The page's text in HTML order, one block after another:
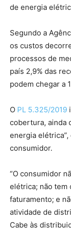
de energia
Segundo a
os custos
processos de
país 2,9% das
podem chegar a
O PL 5.325/2019
cobertura, ainda
energia
consumidor.
“O consumidor
elétrica; não tem
faturamento; e
atividade de
Cabe às